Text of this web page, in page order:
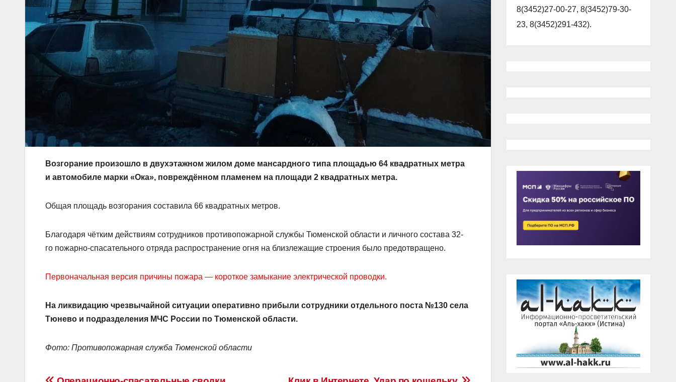
Возгорание произошло в двухэтажном жилом доме мансардного типа площадью 64 квадратных метра
и автомобиле марки «Ока», повреждённом пламенем на площади 2 квадратных метра.
Общая площадь возгорания составила 66 квадратных метров.
Благодаря чётким действиям сотрудников противопожарной службы Тюменской области и личного состава 32-
го пожарно-спасательного отряда распространение огня на близлежащие строения было предотвращено.
Первоначальная версия причины пожара — короткое замыкание электрической проводки.
На ликвидацию чрезвычайной ситуации оперативно прибыли сотрудники отдельного поста №130 села
Тюнево и подразделения МЧС России по Тюменской области.
Фото: Противопожарная служба Тюменской области
8(3452)27-00-27, 8(3452)79-30-
23, 8(3452)291-432).